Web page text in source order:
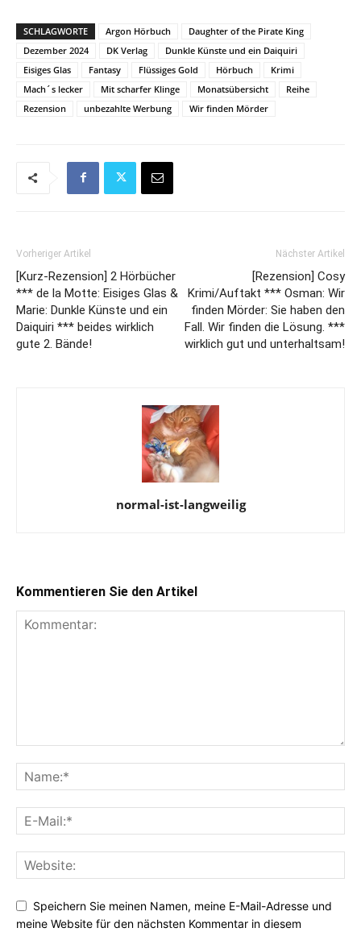
SCHLAGWORTE Argon Hörbuch
Daughter of the Pirate King
Dezember 2024
DK Verlag
Dunkle Künste und ein Daiquiri
Eisiges Glas
Fantasy Flüssiges Gold Hörbuch
Krimi
Mach´s lecker
Mit scharfer Klinge Monatsübersicht
Reihe
Rezension
unbezahlte Werbung Wir finden Mörder
Vorheriger Artikel
[Kurz-Rezension] 2 Hörbücher
*** de la Motte: Eisiges Glas &
Marie: Dunkle Künste und ein
Daiquiri *** beides wirklich
gute 2. Bände!
Nächster Artikel
[Rezension] Cosy
Krimi/Auftakt *** Osman: Wir
finden Mörder: Sie haben den
Fall. Wir finden die Lösung. ***
wirklich gut und unterhaltsam!
normal-ist-langweilig
Kommentieren Sie den Artikel
Speichern Sie meinen Namen, meine E-Mail-Adresse und
meine Website für den nächsten Kommentar in diesem